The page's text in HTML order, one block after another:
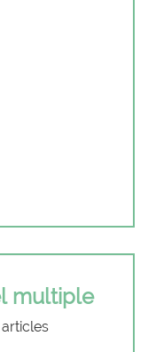
multiple